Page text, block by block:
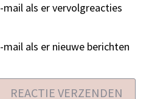
mail als er vervolgreacties
als er nieuwe berichten